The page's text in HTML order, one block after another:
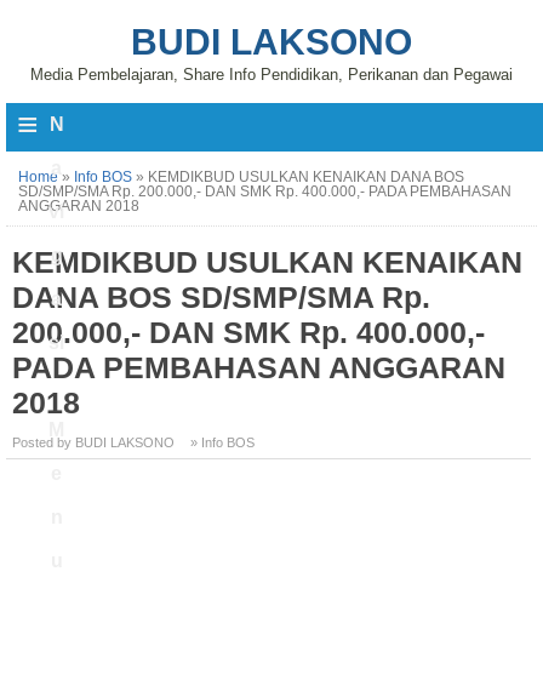
BUDI LAKSONO
Media Pembelajaran, Share Info Pendidikan, Perikanan dan Pegawai
≡ N
vi
g
a
si
Home » Info BOS » KEMDIKBUD USULKAN KENAIKAN DANA BOS
SD/SMP/SMA Rp. 200.000,- DAN SMK Rp. 400.000,- PADA PEMBAHASAN
ANGGARAN 2018
KEMDIKBUD USULKAN KENAIKAN
DANA BOS SD/SMP/SMA Rp.
200.000,- DAN SMK Rp. 400.000,-
PADA PEMBAHASAN ANGGARAN
2018
Posted by BUDI LAKSONO » Info BOS